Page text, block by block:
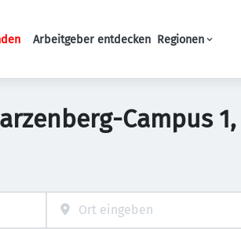
Haupt-Navigation
Arbeitgeber entdecken Regionen
Campus 1,